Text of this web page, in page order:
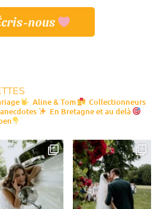
nous
Aline & Tom
Collectionneurs
En Bretagne et au delà